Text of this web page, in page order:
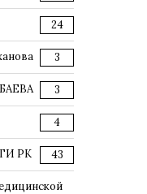
24
3
3
4
РК 43